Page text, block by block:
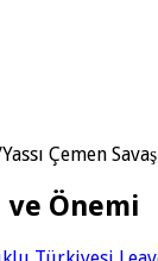
Yassı Çemen
ve Önemi